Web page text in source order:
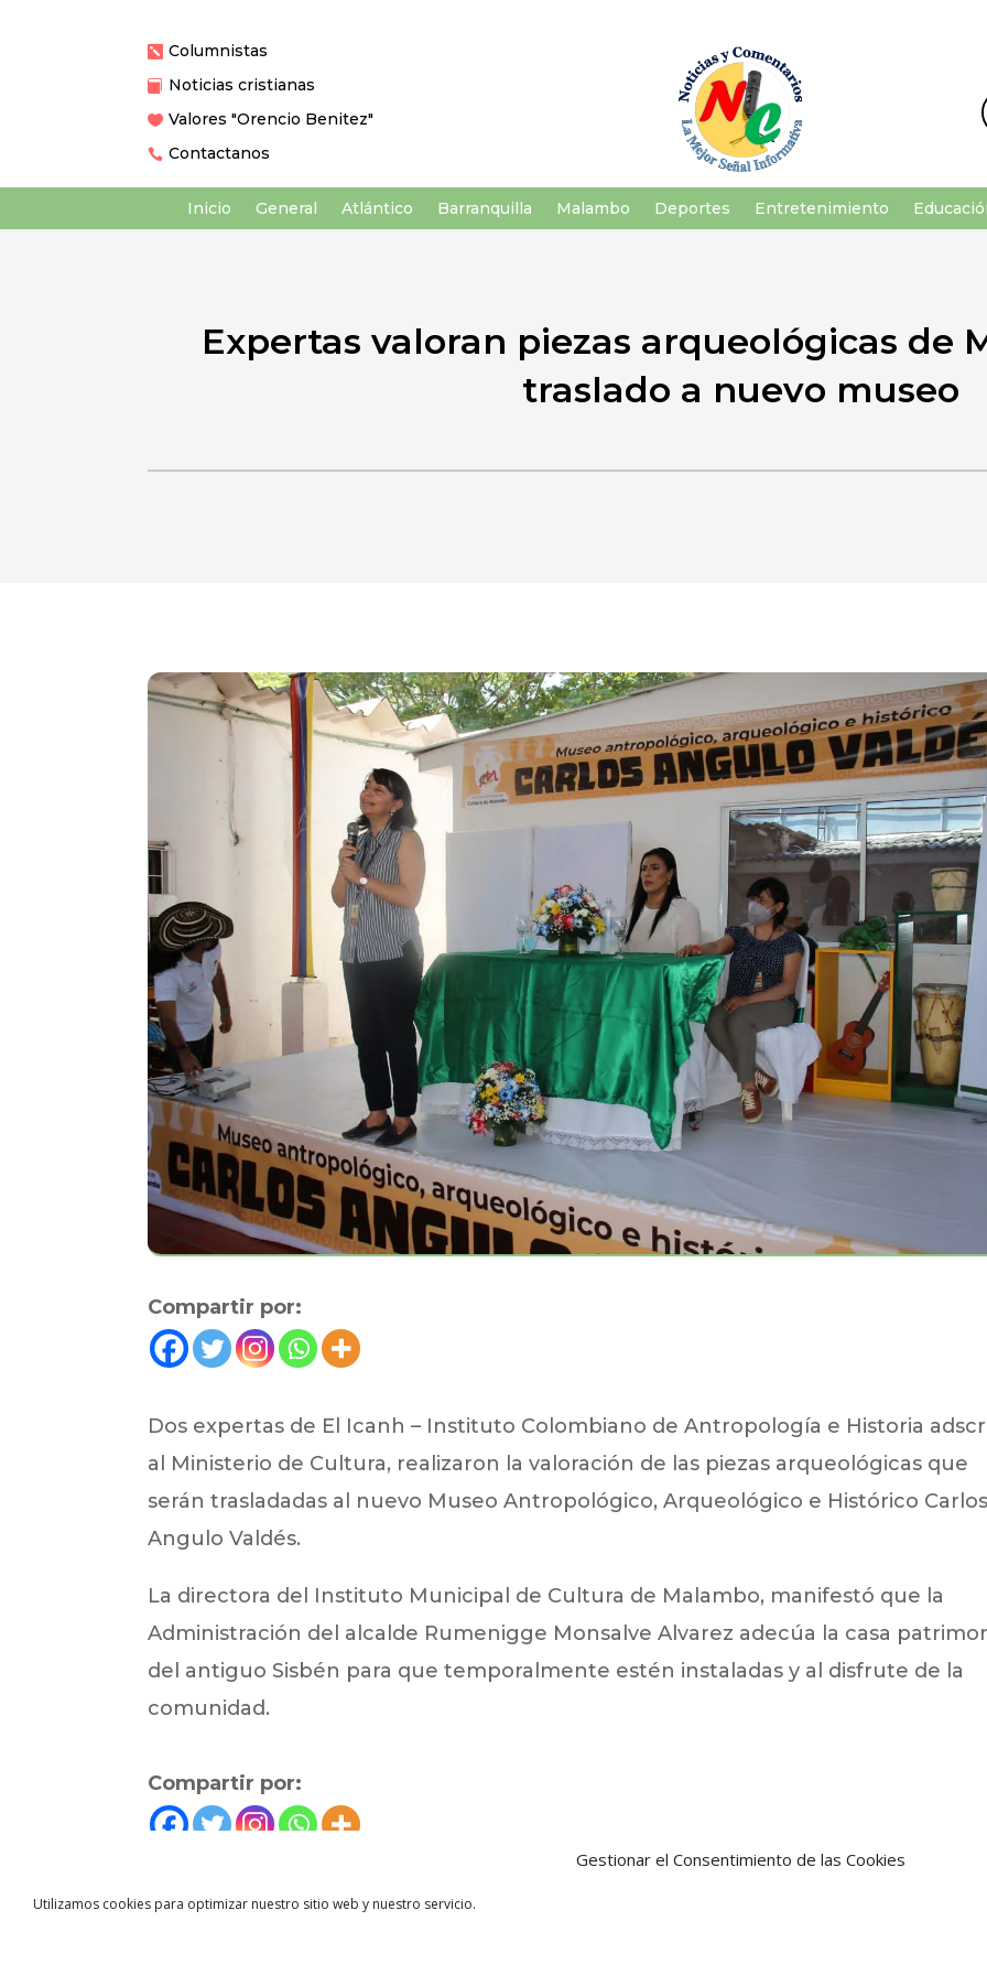
Gestionar el Consentimiento de las Cookies
Utilizamos cookies para optimizar nuestro sitio web y nuestro servicio.
 Columnistas
 Noticias cristianas
 Valores "Orencio Benitez"
 Contactanos
Inicio General Atlántico Barranquilla Malambo Deportes Entretenimiento
Expertas valoran piezas arqueológicas de
traslado a nuevo museo
Compartir por:
Dos expertas de El Icanh – Instituto Colombiano de Antropología e Historia
al Ministerio de Cultura, realizaron la valoración de las piezas arqueológicas que
serán trasladadas al nuevo Museo Antropológico, Arqueológico e Histórico
Angulo Valdés.
La directora del Instituto Municipal de Cultura de Malambo, manifestó que la
Administración del alcalde Rumenigge Monsalve Alvarez adecúa la casa
del antiguo Sisbén para que temporalmente estén instaladas y al disfrute de la
comunidad.
Compartir por: